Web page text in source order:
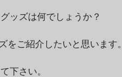
ッズは何でしょうか？
ご紹介したいと思います。
下さい。